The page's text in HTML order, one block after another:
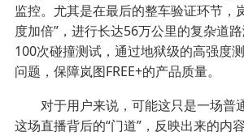
监控。尤其是在最后的整车验证环节，
度加倍”，进行长达56万公里的复杂道
100次碰撞测试，通过地狱级的高强度
问题，保障岚图FREE+的产品质量。
对于用户来说，可能这只是一场普
这场直播背后的“门道”，反映出来的内